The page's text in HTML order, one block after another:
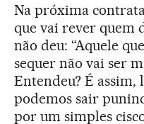
Na próxima
que vai rever quem
não deu: “Aquele
sequer não vai ser
Entendeu? É assim,
podemos sair
por um simples